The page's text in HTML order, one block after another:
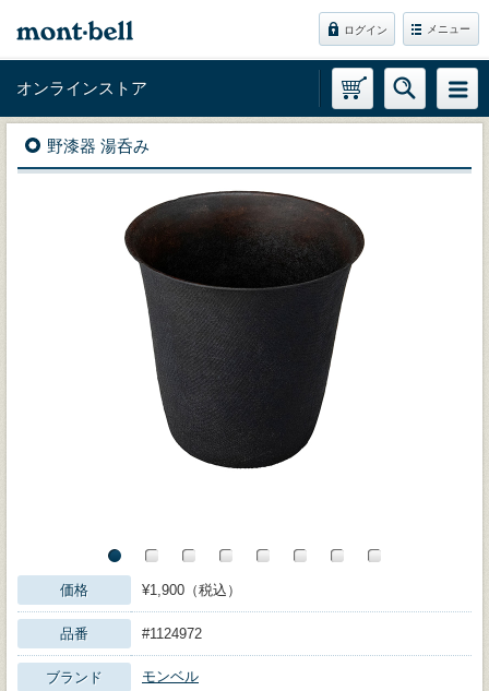
ログイン メニュー
オンラインストア
野漆器 湯呑み
価格 ¥1,900（税込）
品番 #1124972
ブランド モンベル